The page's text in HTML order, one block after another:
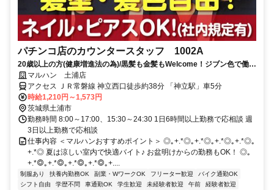
パチンコ店のカウンタースタッフ 1002A
20歳以上の方(健康増進法の為)/黒髪も金髪もWelcome！ジブン色で働け
る！多様性全開のマルハンで、アナタらしく働こう☆履歴書不要
マルハン 土浦店
アクセス ＪＲ常磐線 神立西口徒歩約38分 「神立駅」車5分
時給1,210円～1,573円
茨城県土浦市
勤務時間 8:00～17:00、15:30～24:30 1日6時間以上勤務で応相談 週
3日以上勤務で応相談
仕事内容 ＜マルハンおすすめポイント＞ ◎｡+.*◎｡+.*◎｡+.*◎｡+.*◎｡
+.*◎ 夏は涼しい室内で快適バイト♪ お盆明けからの勤務もOK！ ◎｡
+.*◎｡+.*◎｡+.*◎｡+.*◎｡+....
制服あり 扶養内勤務OK 副業・WワークOK フリーター歓迎
バイク通勤OK
シフト自由
学歴不問 車通勤OK 学生歓迎 未経験者歓迎 午前
経験者歓迎